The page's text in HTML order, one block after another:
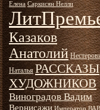
Елена Саркисян Нелли
Казаков
Анатолий
Наталья РАССКАЗЫ
ХУДОЖНИКОВ
Виноградов Вадим
Вернисажи Император